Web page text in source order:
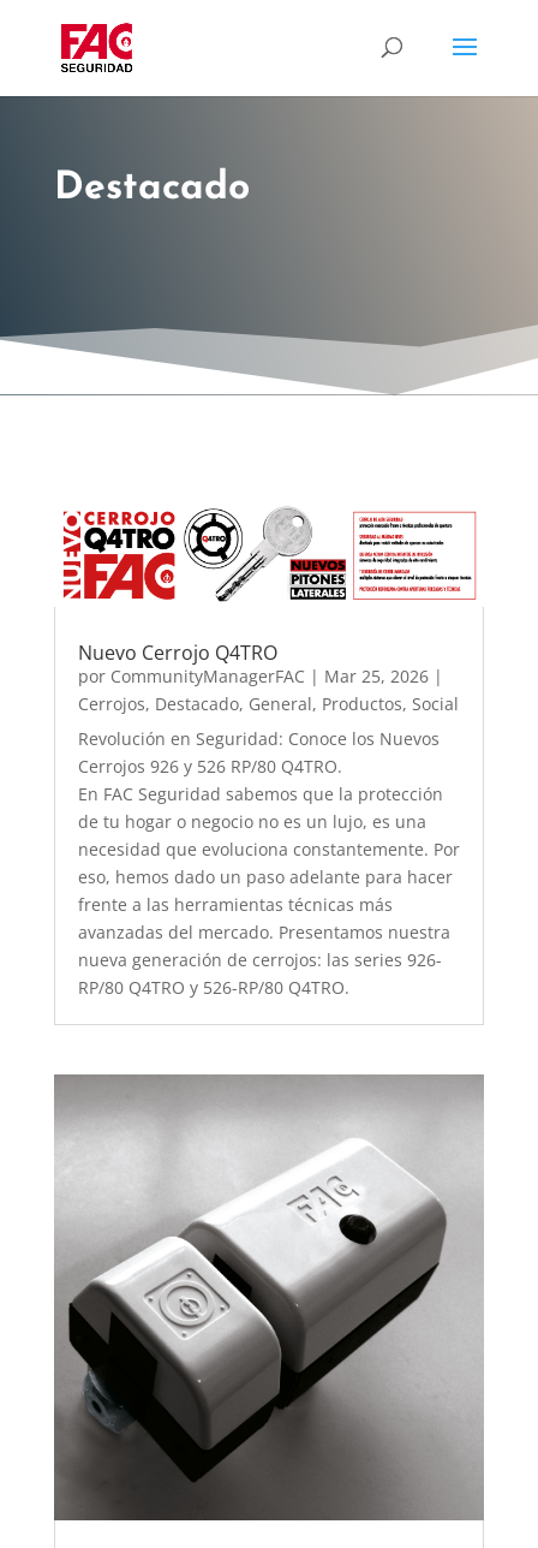
Destacado
Nuevo Cerrojo Q4TRO
por CommunityManagerFAC | Mar 25, 2026|
Cerrojos, Destacado, General, Productos, Social
Revolución en Seguridad: Conoce los Nuevos
Cerrojos 926 y 526 RP/80 Q4TRO.
En FAC Seguridad sabemos que la protección
de tu hogar o negocio no es un lujo, es una
necesidad que evoluciona constantemente. Por
eso, hemos dado un paso adelante para hacer
frente a las herramientas técnicas más
avanzadas del mercado. Presentamos nuestra
nueva generación de cerrojos: las series 926-
RP/80 Q4TRO y 526-RP/80 Q4TRO.